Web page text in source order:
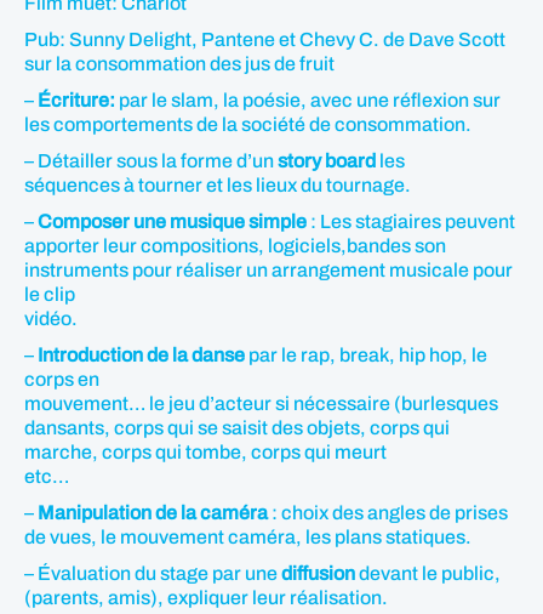
Pub: Sunny Delight, Pantene et Chevy C. de Dave Scott
sur la consommation des jus de fruit
– Écriture: par le slam, la poésie, avec une réflexion sur
les comportements de la société de consommation.
– Détailler sous la forme d’unstory board les
séquences à tourner et les lieux du tournage.
–Composer une musique simple : Les stagiaires peuvent
apporter leur compositions, logiciels,bandes son
instruments pour réaliser un arrangement musicale pour
le clip
vidéo.
– Introduction de la danse par le rap, break, hip hop, le
corps en
mouvement… le jeu d’acteur si nécessaire (burlesques
dansants, corps qui se saisit des objets, corps qui
marche, corps qui tombe, corps qui meurt
etc…
– Manipulation de la caméra: choix des angles de prises
de vues, le mouvement caméra, les plans statiques.
– Évaluation du stage par unediffusiondevant le public,
(parents, amis), expliquer leur réalisation.